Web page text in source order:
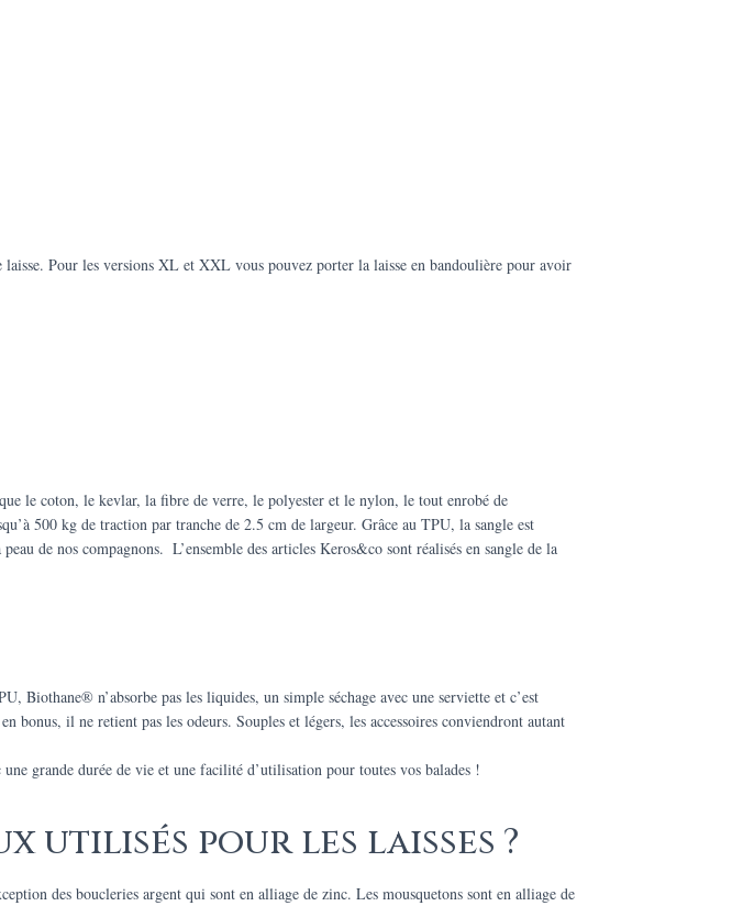
Pour les versions XL et XXL vous pouvez porter la laisse en bandoulière pour avoir
le coton, le kevlar, la fibre de verre, le polyester et le nylon, le tout enrobé de
500 kg de traction par tranche de 2.5 cm de largeur. Grâce au TPU, la sangle est
de nos compagnons. L’ensemble des articles Keros&co sont réalisés en sangle de la
n’absorbe pas les liquides, un simple séchage avec une serviette et c’est
il ne retient pas les odeurs. Souples et légers, les accessoires conviendront autant
grande durée de vie et une facilité d’utilisation pour toutes vos balades !
utilisés pour les laisses ?
des boucleries argent qui sont en alliage de zinc. Les mousquetons sont en alliage de